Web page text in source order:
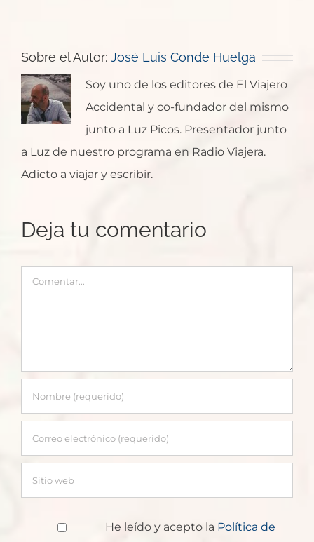
Sobre el Autor: José Luis Conde Huelga
Soy uno de los editores de El Viajero
Accidental y co-fundador del mismo
junto a Luz Picos. Presentador junto
a Luz de nuestro programa en Radio Viajera.
Adicto a viajar y escribir.
Deja tu comentario
Comentar
He leído y acepto la Política de